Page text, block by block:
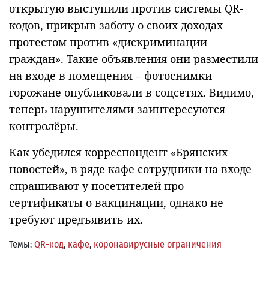
открытую выступили против системы QR-
кодов, прикрыв заботу о своих доходах
протестом против «дискриминации
граждан». Такие объявления они разместили
на входе в помещения – фотоснимки
горожане опубликовали в соцсетях. Видимо,
теперь нарушителями заинтересуются
контролёры.
Как убедился корреспондент «Брянских
новостей», в ряде кафе сотрудники на входе
спрашивают у посетителей про
сертификаты о вакцинации, однако не
требуют предъявить их.
Темы: QR-код, кафе, коронавирусные ограничения